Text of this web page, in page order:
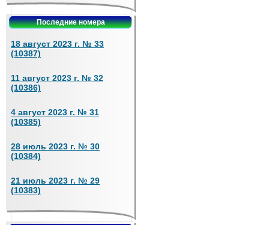
Последние номера
18 август 2023 г. № 33
(10387)
11 август 2023 г. № 32
(10386)
4 август 2023 г. № 31
(10385)
28 июль 2023 г. № 30
(10384)
21 июль 2023 г. № 29
(10383)